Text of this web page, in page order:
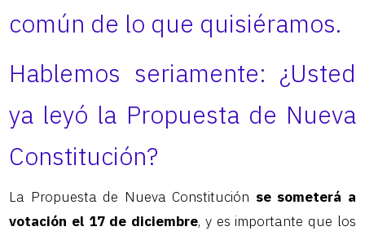
común de lo que quisiéramos.
Hablemos seriamente: ¿Usted
ya leyó la Propuesta de Nueva
Constitución?
La Propuesta de Nueva Constitución se someterá a
votación el 17 de diciembre, y es importante que los